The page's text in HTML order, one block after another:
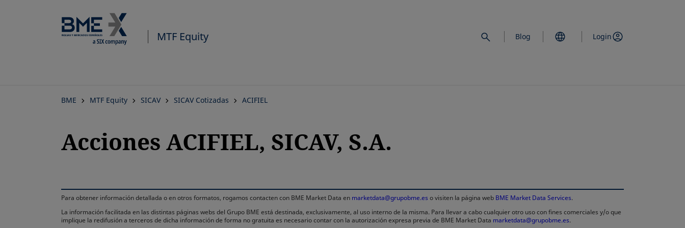
MTF Equity Blog Login
BME MTF Equity SICAV SICAV Cotizadas ACIFIEL
Acciones ACIFIEL, SICAV, S.A.
Para obtener información detallada o en otros formatos, rogamos contacten con BME Market Data en marketdata@grupobme.es o visiten la página web BME Market Data Services.
La información facilitada en las distintas páginas webs del Grupo BME está destinada, exclusivamente, al uso interno de la misma. Para llevar a cabo cualquier otro uso con fines comerciales y/o que
implique la redifusión a terceros de dicha información de forma no gratuita es necesario contar con la autorización expresa previa de BME Market Data marketdata@grupobme.es.